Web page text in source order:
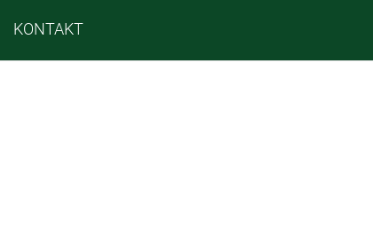
KONTAKT